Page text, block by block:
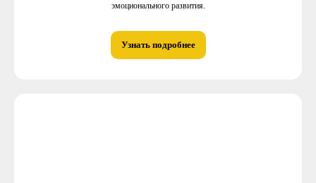
эмоционального развития.
Узнать подробнее